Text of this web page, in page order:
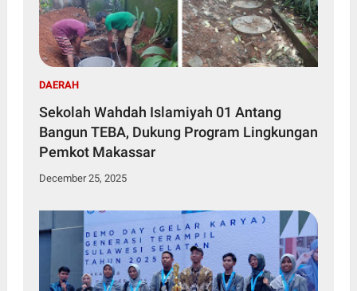
DAERAH
Sekolah Wahdah Islamiyah 01 Antang
Bangun TEBA, Dukung Program Lingkungan
Pemkot Makassar
December 25, 2025